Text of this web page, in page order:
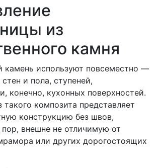
из
камня
камень используют повсеместно —
и пола, ступеней,
конечно, кухонных поверхностей.
композита представляет
конструкцию без швов,
внешне не отличимую от
или других дорогостоящих